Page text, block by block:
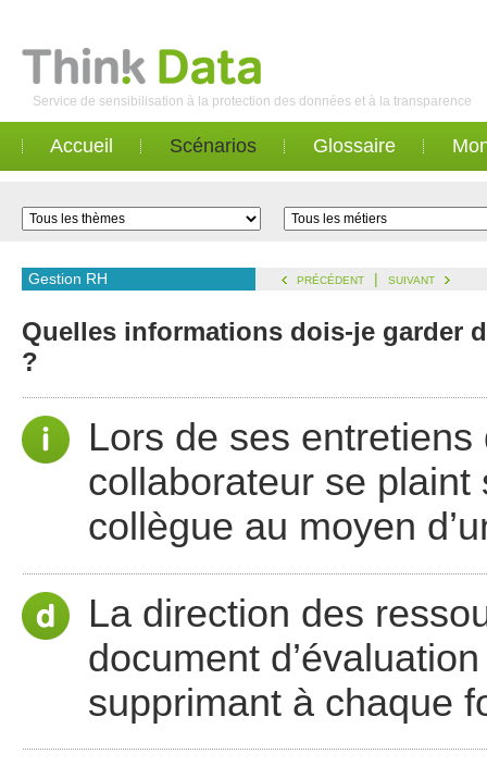
Service de sensibilisation à la protection des données et à la transparence
Accueil Scénarios Glossaire
Gestion RH PRÉCÉDENT | SUIVANT
Quelles informations dois-je garder
?
Lors de ses entretiens
collaborateur se plaint
collègue au moyen
La direction des
document
supprimant à chaque